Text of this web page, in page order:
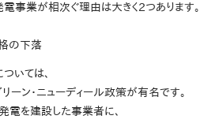
事業が相次ぐ理由は大きく2つあります。
の下落
いては、
ーン・ニューディール政策が有名です。
電を建設した事業者に、